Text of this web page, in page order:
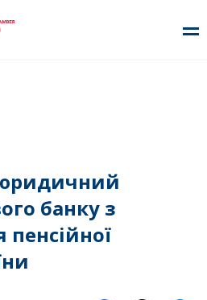
юридичний
банку з